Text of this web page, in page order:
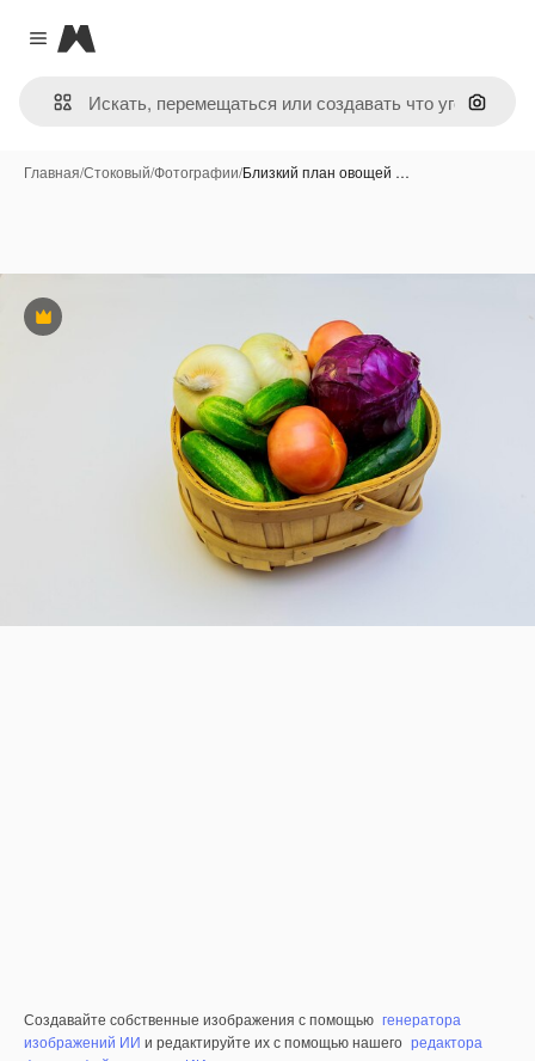
Close menu
Magnific
Поиск
Главная/Стоковый/Фотографии/Близкий план овощей …
Премиум
Создавайте собственные изображения с помощью генератора
изображений ИИ и редактируйте их с помощью нашего редактора